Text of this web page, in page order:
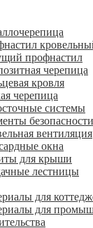
профнастил
черепица
кровля
черепица
системы
вентиляция
окна
для крыши
лестницы
для
для